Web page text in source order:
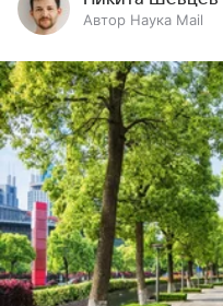
Автор Наука Mail